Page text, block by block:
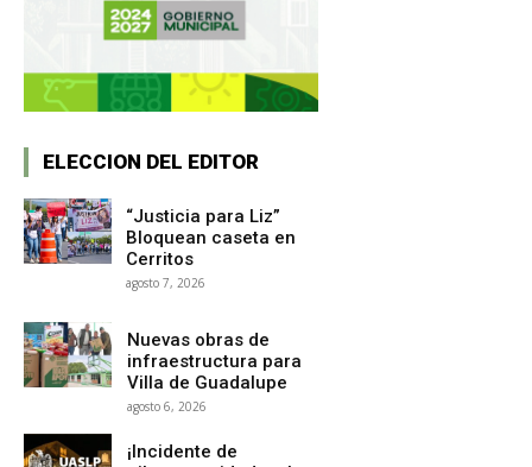
ELECCION DEL EDITOR
“Justicia para Liz”
Bloquean caseta en
Cerritos
agosto 7, 2026
Nuevas obras de
infraestructura para
Villa de Guadalupe
agosto 6, 2026
¡Incidente de